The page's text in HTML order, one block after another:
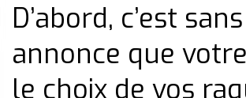
D’abord, c’est
annonce que
le choix de vos